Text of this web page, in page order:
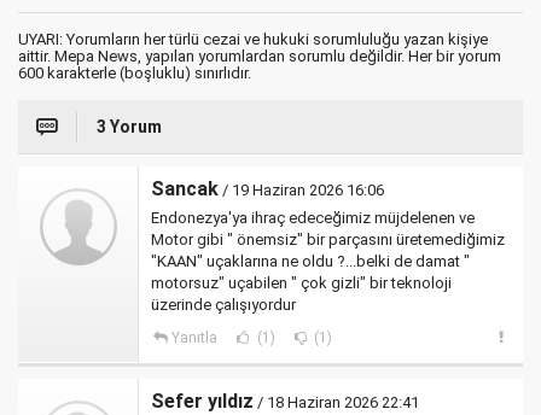
UYARI: Yorumların her türlü cezai ve hukuki sorumluluğu yazan kişiye
aittir. Mepa News, yapılan yorumlardan sorumlu değildir. Her bir yorum
600 karakterle (boşluklu) sınırlıdır.
3 Yorum
Sancak / 19 Haziran 2026 16:06
Endonezya'ya ihraç edeceğimiz müjdelenen ve
Motor gibi " önemsiz" bir parçasını üretemediğimiz
"KAAN" uçaklarına ne oldu ?...belki de damat "
motorsuz" uçabilen " çok gizli" bir teknoloji
üzerinde çalışıyordur
Yanıtla (1) (1)
Sefer yıldız / 18 Haziran 2026 22:41